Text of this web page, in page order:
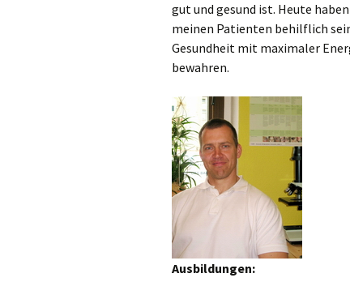
Rayocomp
Akupunktur
Dunkelfeld
Blutegel
gut und gesund ist. Heute
meinen Patienten behilflich
Gesundheit mit maximaler
bewahren.
Ausbildungen: